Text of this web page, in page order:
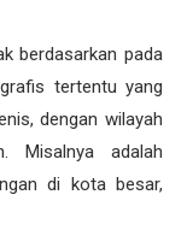
berdasarkan pada
tertentu yang
dengan wilayah
Misalnya adalah
di kota besar,